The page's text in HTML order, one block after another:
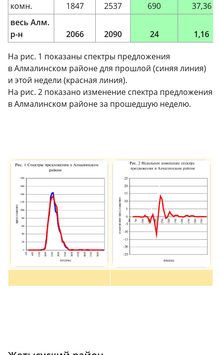
комн.
1847 2537 690
37,36
весь Алм.
р-н
2066 2090 24 1,16
На рис. 1 показаны спектры предложения
в Алмалинском районе для прошлой (синяя линия)
и этой недели (красная линия).
На рис. 2 показано изменение спектра предложения
в Алмалинском районе за прошедшую неделю.